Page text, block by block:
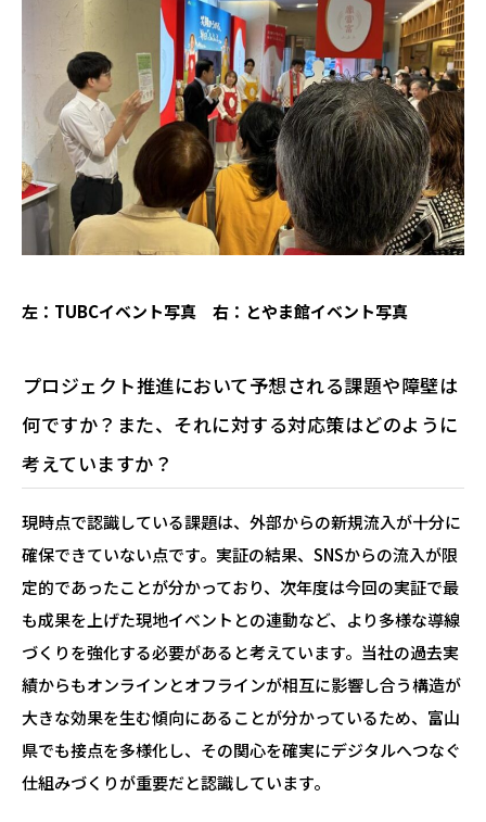
左：TUBCイベント写真 右：とやま館イベント写真
―――プロジェクト推進において予想される課題や障壁は
何ですか？また、それに対する対応策はどのように
考えていますか？
現時点で認識している課題は、外部からの新規流入が十分に
確保できていない点です。実証の結果、SNSからの流入が限
定的であったことが分かっており、次年度は今回の実証で最
も成果を上げた現地イベントとの連動など、より多様な導線
づくりを強化する必要があると考えています。当社の過去実
績からもオンラインとオフラインが相互に影響し合う構造が
大きな効果を生む傾向にあることが分かっているため、富山
県でも接点を多様化し、その関心を確実にデジタルへつなぐ
仕組みづくりが重要だと認識しています。